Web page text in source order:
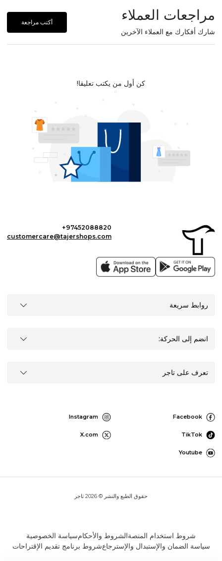
مراجعات العملاء
شارك أفكارك مع العملاء الآخرين
أكتب مراجعة
كن أول من يكتب تعليقا!
+97452088820
customercare@tajershops.com
روابط سريعة
انضم إلى الحركة:
تعرف على تاجر
Facebook
Instagram
TikTok
X.com
Youtube
حقوق الطبع والنشر © 2026 تاجر
شروط استخدام المنصةالشروط والأحكامسياسة الخصوصية
سياسة الضمان والإستبدال والإسترجاعشروط برنامج تقديم الإقتراحات